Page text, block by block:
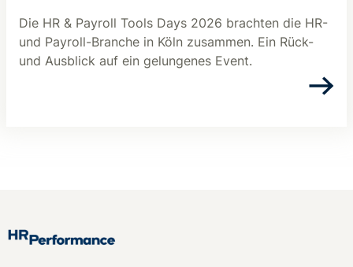
Die HR & Payroll Tools Days 2026 brachten die HR-
und Payroll-Branche in Köln zusammen. Ein Rück-
und Ausblick auf ein gelungenes Event.